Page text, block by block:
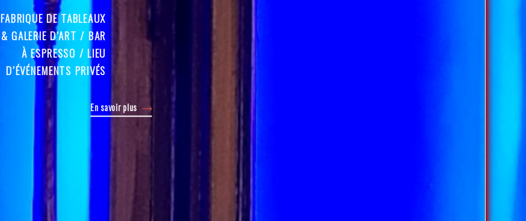
FABRIQUE DE TABLEAUX
& GALERIE D’ART / BAR
À ESPRESSO / LIEU
D’ÉVÉNEMENTS PRIVÉS
En savoir plus